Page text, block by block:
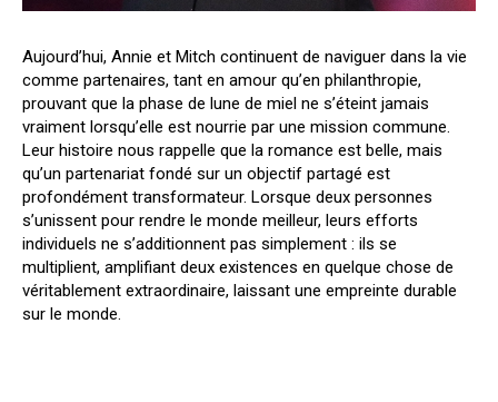
Aujourd’hui, Annie et Mitch continuent de naviguer dans la vie
comme partenaires, tant en amour qu’en philanthropie,
prouvant que la phase de lune de miel ne s’éteint jamais
vraiment lorsqu’elle est nourrie par une mission commune.
Leur histoire nous rappelle que la romance est belle, mais
qu’un partenariat fondé sur un objectif partagé est
profondément transformateur. Lorsque deux personnes
s’unissent pour rendre le monde meilleur, leurs efforts
individuels ne s’additionnent pas simplement : ils se
multiplient, amplifiant deux existences en quelque chose de
véritablement extraordinaire, laissant une empreinte durable
sur le monde.